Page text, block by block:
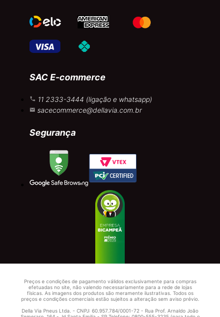
SAC E-commerce
11 2333-3444 (ligação e whatsapp)
sacecommerce@dellavia.com.br
Segurança
Preços e condições de pagamento válidos exclusivamente para compras
efetuadas no site, não valendo necessariamente para a rede de lojas
físicas. As imagens dos produtos são meramente ilustrativas. Todos os
preços e condições comerciais estão sujeitos a alteração sem aviso prévio.
Della Via Pneus Ltda. - CNPJ: 60.957.784/0001-72 - Rua Prof. Arnaldo João